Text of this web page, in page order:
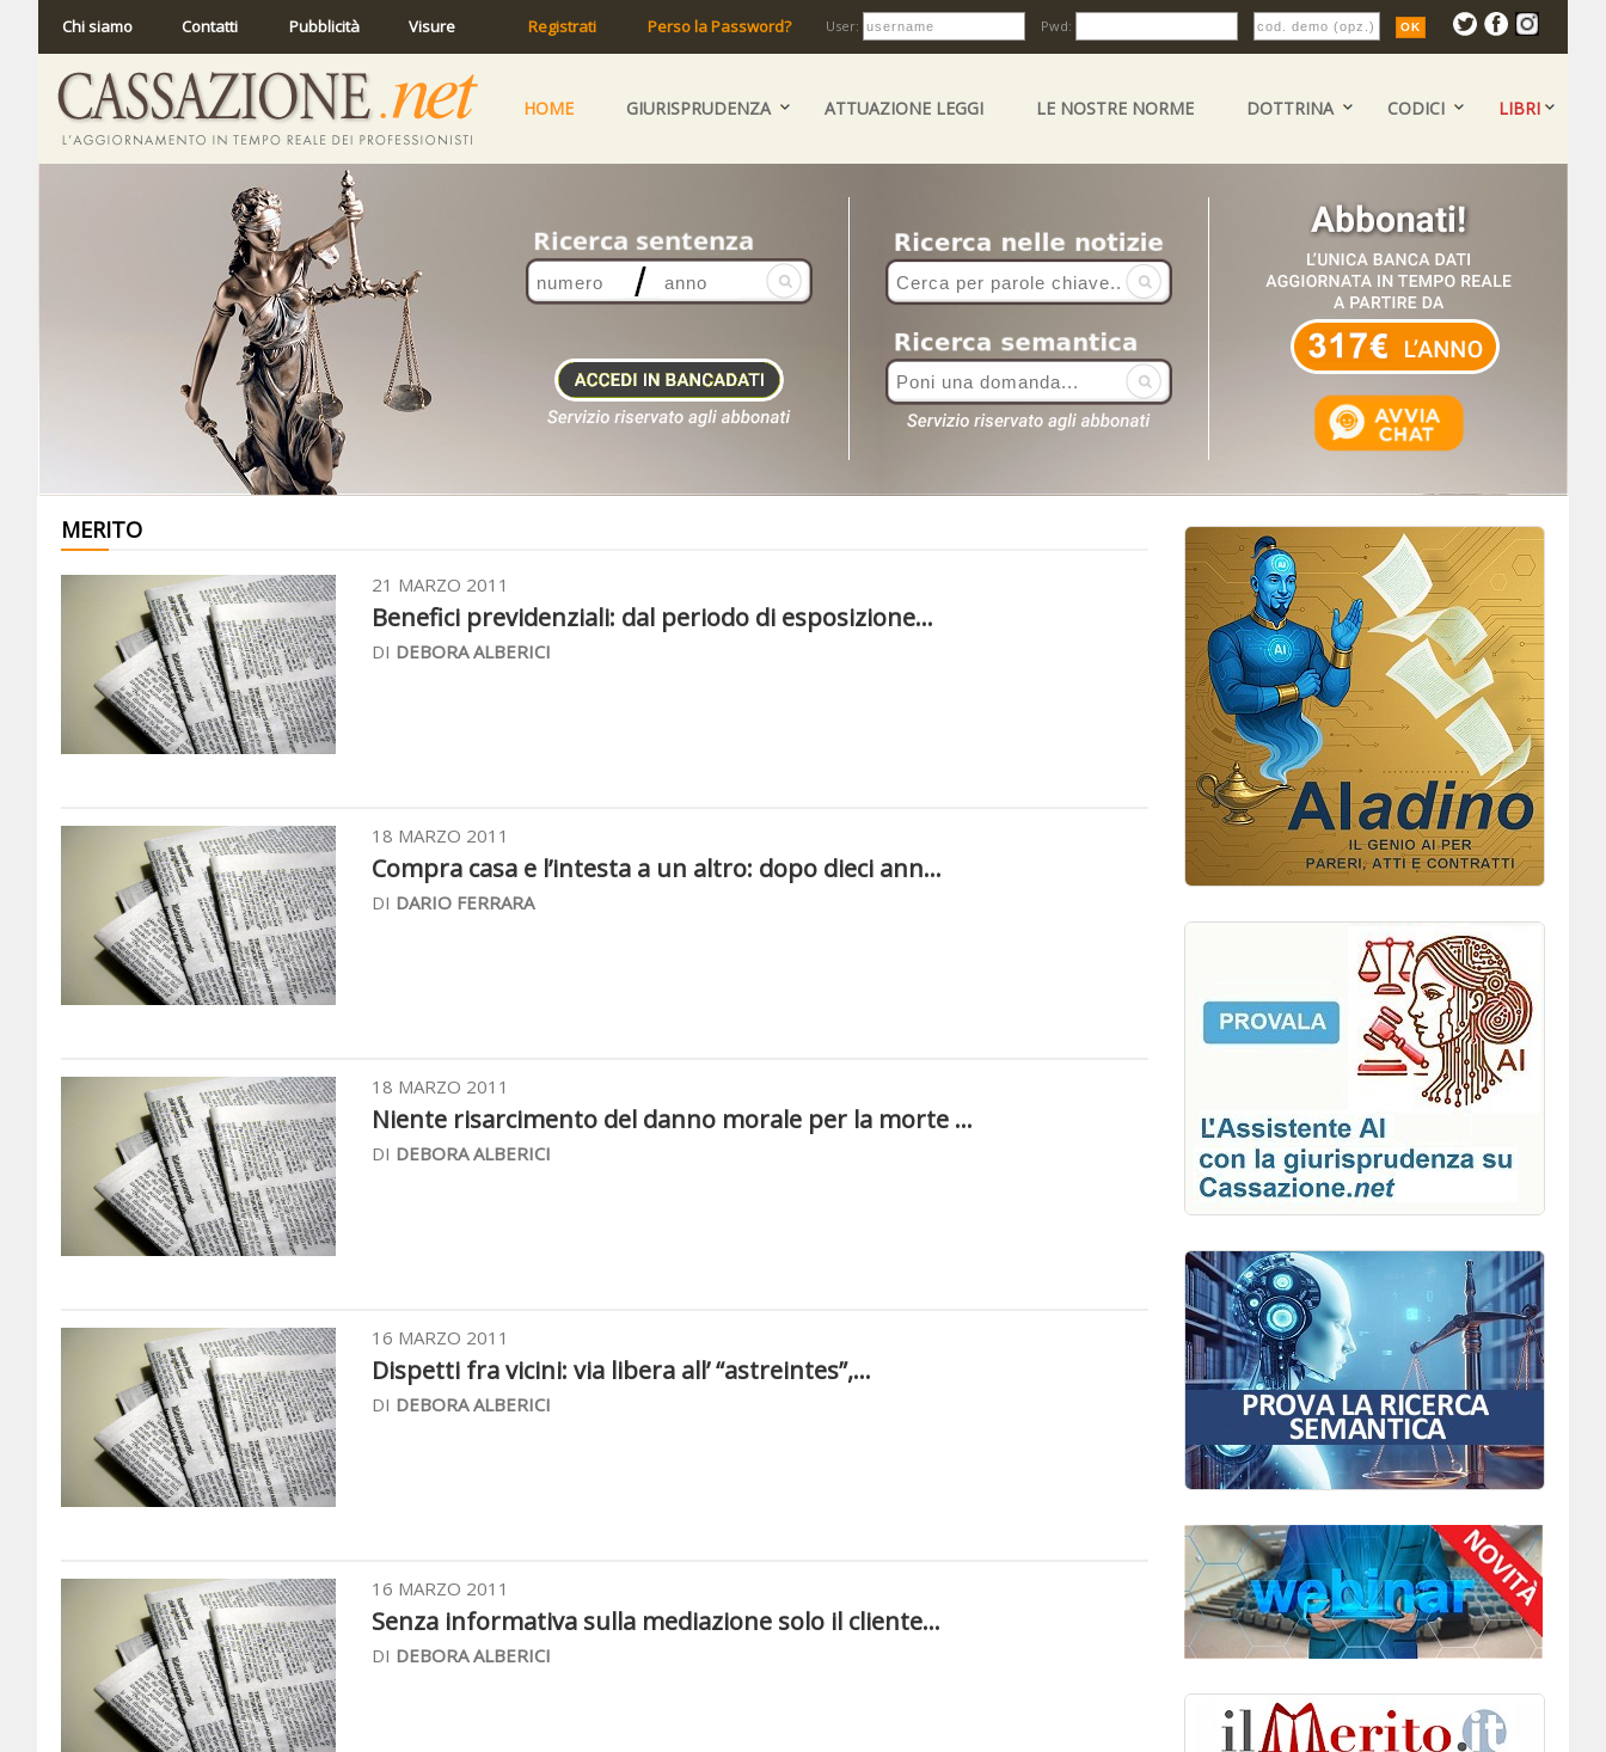
Chi siamo Contatti Pubblicità Visure Registrati Perso la Password? User: Pwd:
HOME GIURISPRUDENZA ATTUAZIONE LEGGI LE NOSTRE NORME DOTTRINA CODICI LIBRI
MERITO
21 MARZO 2011
Benefici previdenziali: dal periodo di esposizione...
DI DEBORA ALBERICI
18 MARZO 2011
Compra casa e l’intesta a un altro: dopo dieci ann...
DI DARIO FERRARA
18 MARZO 2011
Niente risarcimento del danno morale per la morte ...
DI DEBORA ALBERICI
16 MARZO 2011
Dispetti fra vicini: via libera all’ “astreintes”,...
DI DEBORA ALBERICI
16 MARZO 2011
Senza informativa sulla mediazione solo il cliente...
DI DEBORA ALBERICI